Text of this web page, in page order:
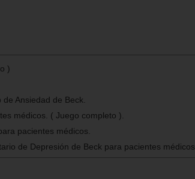
)
Ansiedad de Beck.
médicos. ( Juego completo ).
pacientes médicos.
de Depresión de Beck para pacientes médicos.